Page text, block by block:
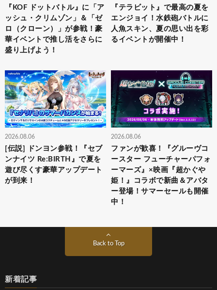
『KOF ドットバトル』に「ア
ッシュ・クリムゾン」＆「ゼ
ロ（クローン）」が参戦！豪
華イベントで推し活をさらに
盛り上げよう！
『テラビット』で最高の夏を
エンジョイ！水鉄砲バトルに
人魚スキン、夏の思い出を彩
るイベントが開催中！
2026.08.06
[伝説] ドンヨン参戦！『セブ
ンナイツ Re:BIRTH』で夏を
遊び尽くす豪華アップデート
が到来！
2026.08.06
ファンが歓喜！『グルーヴコ
ースター フューチャーパフォ
ーマーズ』×映画『超かぐや
姫！』コラボで新曲＆アバタ
ー登場！サマーセールも開催
中！
Back to Top
新着記事